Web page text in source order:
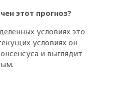
этот прогноз?
условиях это
условиях он
и выглядит